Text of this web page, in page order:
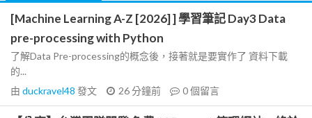
[Machine Learning A-Z [2026] ] 學習筆記 Day3 Data
pre-processing with Python
了解Data Pre-processing的概念後，接著就是要實作了 資料下載
的...
由 duckravel48 發文 26 分鐘前 0個留言